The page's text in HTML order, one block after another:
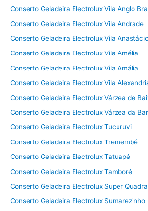
Conserto Geladeira Electrolux Vila Anglo
Conserto Geladeira Electrolux Vila Andrade
Conserto Geladeira Electrolux Vila Anastácio
Conserto Geladeira Electrolux Vila Amélia
Conserto Geladeira Electrolux Vila Amália
Conserto Geladeira Electrolux Vila
Conserto Geladeira Electrolux Várzea de
Conserto Geladeira Electrolux Várzea da
Conserto Geladeira Electrolux Tucuruvi
Conserto Geladeira Electrolux Tremembé
Conserto Geladeira Electrolux Tatuapé
Conserto Geladeira Electrolux Tamboré
Conserto Geladeira Electrolux Super
Conserto Geladeira Electrolux Sumarezinho